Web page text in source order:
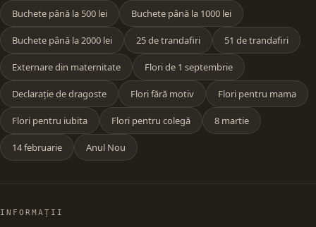
Buchete până la 500 lei Buchete până la 1000 lei
Buchete până la 2000 lei 25 de trandafiri 51 de trandafiri
Externare din maternitate Flori de 1 septembrie
Declarație de dragoste Flori fără motiv Flori pentru mama
Flori pentru iubita Flori pentru colegă 8 martie
14 februarie Anul Nou
INFORMAȚII